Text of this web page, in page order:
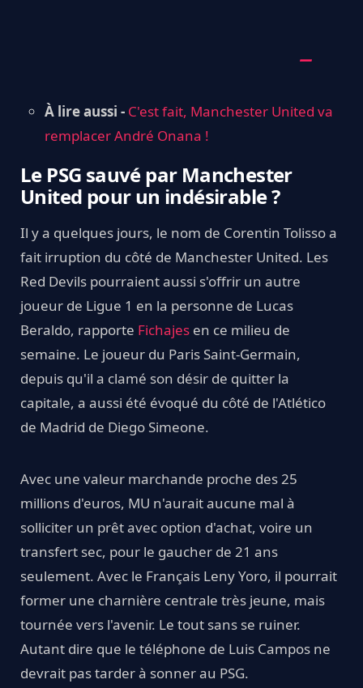
À lire aussi - C'est fait, Manchester United va
remplacer André Onana !
Le PSG sauvé par Manchester
United pour un indésirable ?
Il y a quelques jours, le nom de Corentin Tolisso a
fait irruption du côté de Manchester United. Les
Red Devils pourraient aussi s'offrir un autre
joueur de Ligue 1 en la personne de Lucas
Beraldo, rapporte Fichajes en ce milieu de
semaine. Le joueur du Paris Saint-Germain,
depuis qu'il a clamé son désir de quitter la
capitale, a aussi été évoqué du côté de l'Atlético
de Madrid de Diego Simeone.
Avec une valeur marchande proche des 25
millions d'euros, MU n'aurait aucune mal à
solliciter un prêt avec option d'achat, voire un
transfert sec, pour le gaucher de 21 ans
seulement. Avec le Français Leny Yoro, il pourrait
former une charnière centrale très jeune, mais
tournée vers l'avenir. Le tout sans se ruiner.
Autant dire que le téléphone de Luis Campos ne
devrait pas tarder à sonner au PSG.